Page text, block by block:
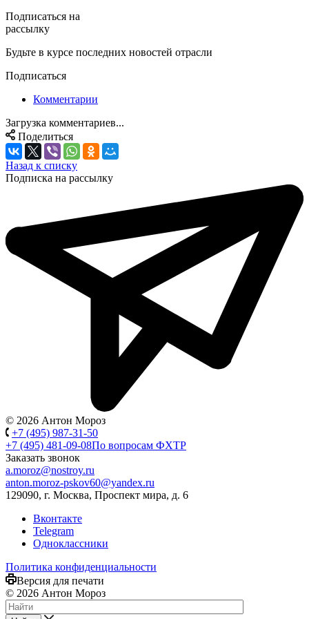
Подписаться на
рассылку
Будьте в курсе последних новостей отрасли
Подписаться
Комментарии
Загрузка комментариев...
Поделиться
Назад к списку
Подписка на рассылку
© 2026 Антон Мороз
+7 (495) 987-31-50
+7 (495) 481-09-08По вопросам ФХТР
Заказать звонок
a.moroz@nostroy.ru
anton.moroz-pskov60@yandex.ru
129090, г. Москва, Проспект мира, д. 6
Вконтакте
Telegram
Одноклассники
Политика конфиденциальности
Версия для печати
© 2026 Антон Мороз